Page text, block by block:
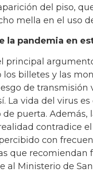
del piso,
mella en el uso
la pandemia en
principal
billetes y las
de transmisión
La vida del virus
puerta.
contradice
con
que
al Ministerio de